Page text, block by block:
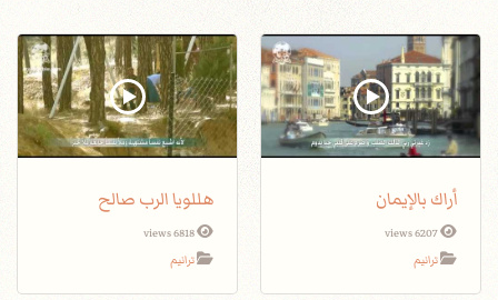
أراك بالإيمان
6207 views
ترانيم
هللويا الرب صالح
6818 views
ترانيم